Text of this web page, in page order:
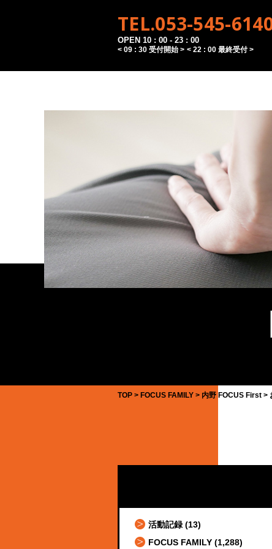
TEL.053-545-
OPEN 10 : 00 - 23 : 00
< 09 : 30 受付開始 > < 22 : 00 最終受付 >
TOP FOCUS FAMILY 内野 FOCUS First
活動記録 (13)
FOCUS FAMILY (1,288)